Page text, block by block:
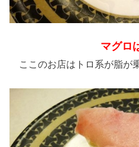
マグロ
ここのお店はトロ系が脂が